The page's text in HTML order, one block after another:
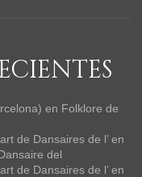
en Folklore de
de Dansaires de l’en
del
de Dansaires de l’en